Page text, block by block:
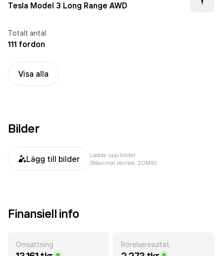
Tesla Model 3 Long Range AWD
Totalt antal
111 fordon
Visa alla
Bilder
Lägg till bilder
Ladda upp bilder
(Maximal storlek: 20MB)
Finansiell info
Omsättning Rörelseresultat